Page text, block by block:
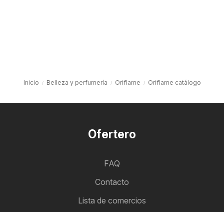
Inicio Belleza y perfumería Oriflame Oriflame catálogo
Ofertero
FAQ
Contacto
Lista de comercios